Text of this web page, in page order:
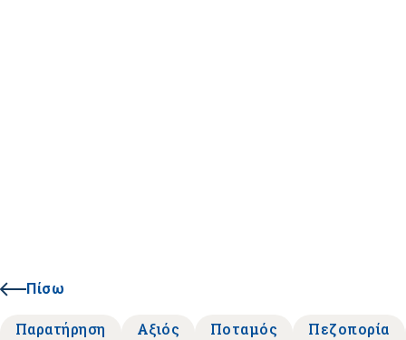
Πίσω
Παρατήρηση
Αξιός Ποταμός Πεζοπορία